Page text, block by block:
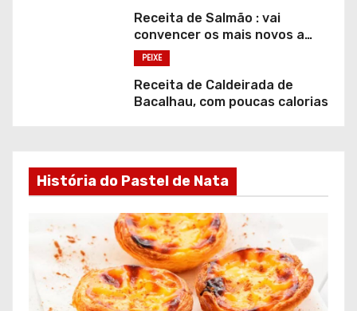
Receita de Salmão : vai
convencer os mais novos a
comer peixe
PEIXE
Receita de Caldeirada de
Bacalhau, com poucas calorias
História do Pastel de Nata